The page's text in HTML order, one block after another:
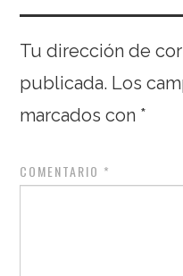
Tu dirección de
publicada. Los
marcados con *
COMENTARIO *